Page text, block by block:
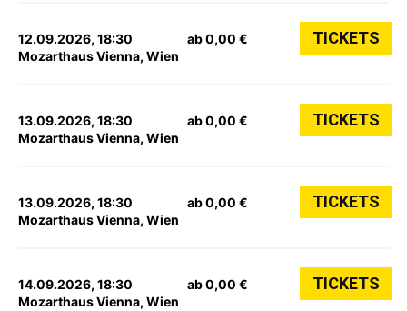
12.09.2026, 18:30
Mozarthaus Vienna, Wien
ab 0,00 € TICKETS
13.09.2026, 18:30
Mozarthaus Vienna, Wien
ab 0,00 € TICKETS
13.09.2026, 18:30
Mozarthaus Vienna, Wien
ab 0,00 € TICKETS
14.09.2026, 18:30
Mozarthaus Vienna, Wien
ab 0,00 € TICKETS